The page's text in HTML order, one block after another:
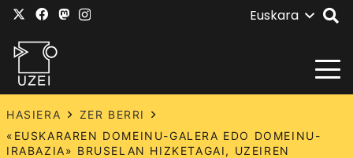
Euskara
HASIERA
ZER BERRI
«EUSKARAREN DOMEINU-GALERA EDO DOMEINU-
IRABAZIA» BRUSELAN HIZKETAGAI, UZEIREN